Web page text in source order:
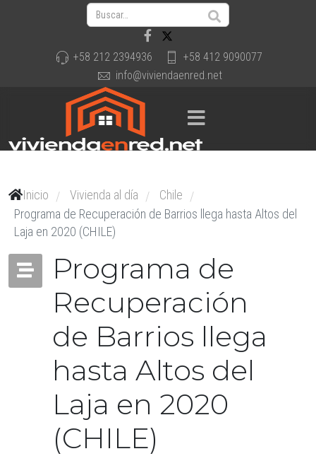
+58 212 2394936
+58 412 9090077
info@viviendaenred.net
Inicio / Vivienda al día / Chile /
Programa de Recuperación de Barrios llega hasta Altos del
Laja en 2020 (CHILE)
Programa de
Recuperación
de Barrios llega
hasta Altos del
Laja en 2020
(CHILE)